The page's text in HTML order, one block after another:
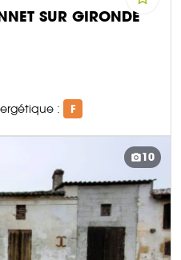
SUR GIRONDE
: F
10